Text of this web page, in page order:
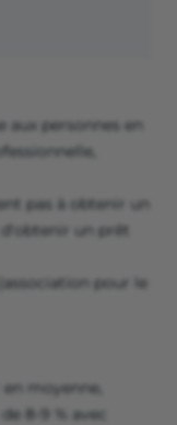
aux personnes en
pas à obtenir un
un prêt
(association pour le
en moyenne,
8-9 % avec